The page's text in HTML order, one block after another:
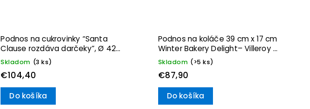
Podnos na cukrovinky “Santa
Clause rozdáva darčeky”, Ø 42
cm Toy’s Fantasy– Villeroy &
Skladom (3 ks)
€104,40
Do košíka
Podnos na koláče 39 cm x 17 cm
Winter Bakery Delight– Villeroy &
Boch
Skladom (>5 ks)
€87,90
Do košíka